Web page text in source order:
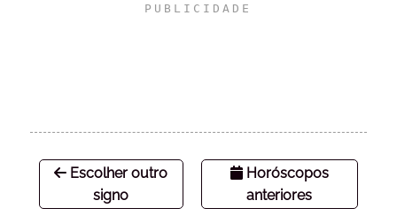
Escolher outro
signo
Horóscopos
anteriores